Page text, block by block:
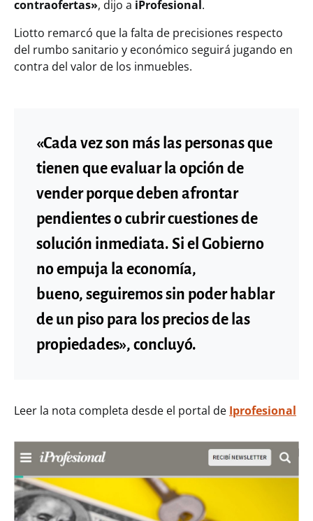
contraofertas», dijo a iProfesional.
Liotto remarcó que la falta de precisiones respecto
del rumbo sanitario y económico seguirá jugando en
contra del valor de los inmuebles.
«Cada vez son más las personas que
tienen que evaluar la opción de
vender porque deben afrontar
pendientes o cubrir cuestiones de
solución inmediata. Si el Gobierno
no empuja la economía,
bueno, seguiremos sin poder hablar
de un piso para los precios de las
propiedades», concluyó.
Leer la nota completa desde el portal de Iprofesional